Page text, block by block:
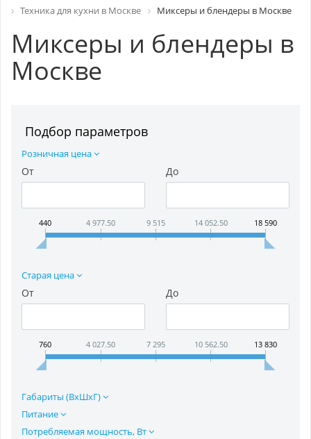
Техника для кухни в Москве
Миксеры и блендеры в Москве
Миксеры и блендеры в
Москве
Подбор параметров
Розничная цена
От До
440 4 977.50 9 515 14 052.50 18 590
Старая цена
От До
760 4 027.50 7 295 10 562.50 13 830
Габариты (ВхШхГ)
Питание
Потребляемая мощность, Вт